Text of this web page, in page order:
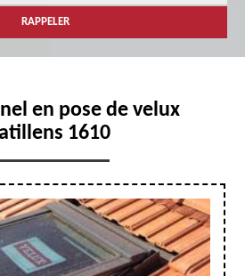
en pose de velux
1610